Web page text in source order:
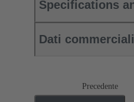
Specifications
Dati commerciali
Precedente